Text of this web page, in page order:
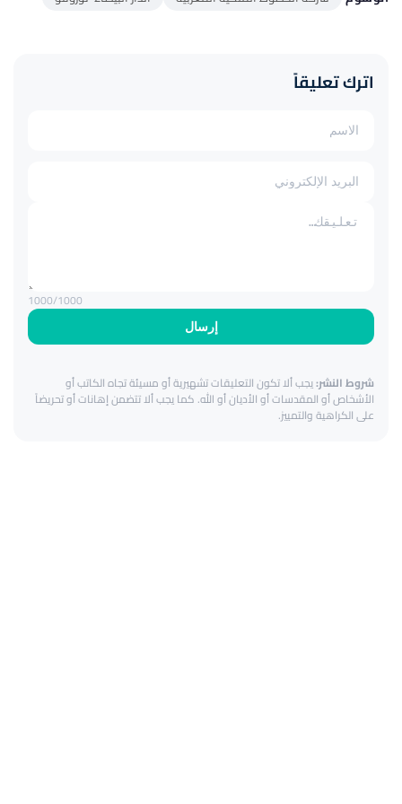
اترك تعليقاً
إرسال
1000/1000
شروط النشر:يجب ألا تكون التعليقات تشهيرية أو مسيئة تجاه الكاتب أو
الأشخاص أو المقدسات أو الأديان أو الله. كما يجب ألا تتضمن إهانات أو تحريضاً
على الكراهية والتمييز.